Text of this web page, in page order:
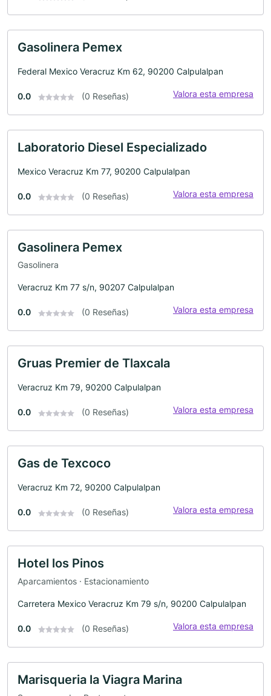
Gasolinera Pemex
Federal Mexico Veracruz Km 62, 90200 Calpulalpan
0.0 (0 Reseñas) Valora esta empresa
Laboratorio Diesel Especializado
Mexico Veracruz Km 77, 90200 Calpulalpan
0.0 (0 Reseñas) Valora esta empresa
Gasolinera Pemex
Gasolinera
Veracruz Km 77 s/n, 90207 Calpulalpan
0.0 (0 Reseñas) Valora esta empresa
Gruas Premier de Tlaxcala
Veracruz Km 79, 90200 Calpulalpan
0.0 (0 Reseñas) Valora esta empresa
Gas de Texcoco
Veracruz Km 72, 90200 Calpulalpan
0.0 (0 Reseñas) Valora esta empresa
Hotel los Pinos
Aparcamientos · Estacionamiento
Carretera Mexico Veracruz Km 79 s/n, 90200 Calpulalpan
0.0 (0 Reseñas) Valora esta empresa
Marisqueria la Viagra Marina